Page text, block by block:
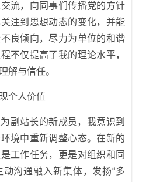
流，向同事们传播党的方针
注到思想动态的变化，并能
良倾向，尽力为单位的和谐
不仅提高了我的理论水平，
解与信任。
个人价值
副站长的新成员，我意识到
境中重新调整心态。在新的
工作任务，更是对组织和同
沟通融入新集体，发扬“多